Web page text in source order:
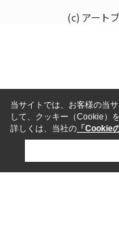
(c) アート
当サイトでは、お客様の当
して、クッキー（Cookie）
詳しくは、当社の 「Cookie